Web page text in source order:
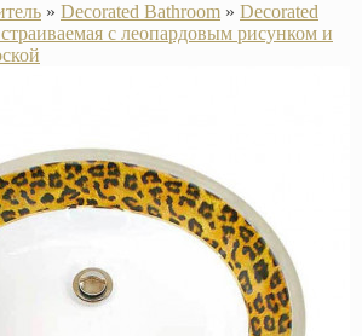
» Decorated Bathroom » Decorated
с леопардовым рисунком и